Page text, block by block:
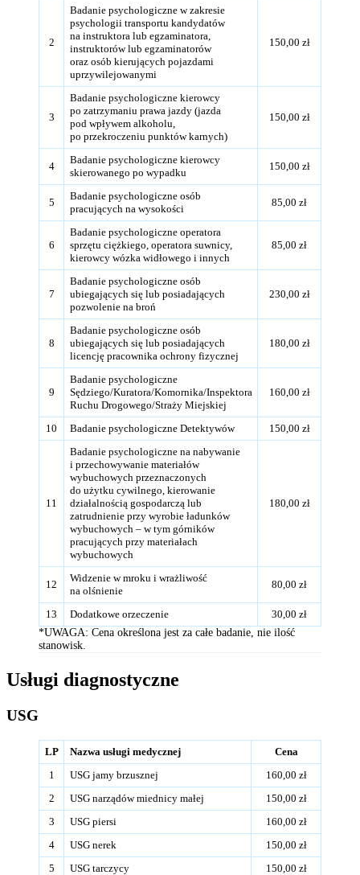
2
Badanie psychologiczne w zakresie
psychologii transportu kandydatów
na instruktora lub egzaminatora,
instruktorów lub egzaminatorów
oraz osób kierujących pojazdami
uprzywilejowanymi
150,00 zł
3
Badanie psychologiczne kierowcy
po zatrzymaniu prawa jazdy (jazda
pod wpływem alkoholu,
po przekroczeniu punktów karnych)
150,00 zł
4
Badanie psychologiczne kierowcy
skierowanego po wypadku
150,00 zł
5
Badanie psychologiczne osób
pracujących na wysokości
85,00 zł
6
Badanie psychologiczne operatora
sprzętu ciężkiego, operatora suwnicy,
kierowcy wózka widłowego i innych
85,00 zł
7
Badanie psychologiczne osób
ubiegających się lub posiadających
pozwolenie na broń
230,00 zł
8
Badanie psychologiczne osób
ubiegających się lub posiadających
licencję pracownika ochrony fizycznej
180,00 zł
9
Badanie psychologiczne
Sędziego/Kuratora/Komornika/Inspektora
Ruchu Drogowego/Straży Miejskiej
160,00 zł
10 Badanie psychologiczne Detektywów 150,00 zł
11
Badanie psychologiczne na nabywanie
i przechowywanie materiałów
wybuchowych przeznaczonych
do użytku cywilnego, kierowanie
działalnością gospodarczą lub
zatrudnienie przy wyrobie ładunków
wybuchowych – w tym górników
pracujących przy materiałach
wybuchowych
180,00 zł
12
Widzenie w mroku i wrażliwość
na olśnienie
80,00 zł
13 Dodatkowe orzeczenie
30,00 zł
*UWAGA: Cena określona jest za całe badanie, nie ilość
stanowisk.
Usługi diagnostyczne
USG
LP Nazwa usługi medycznej
Cena
1
USG jamy brzusznej
160,00 zł
2
USG narządów miednicy małej
150,00 zł
3
USG piersi
160,00 zł
4
USG nerek
150,00 zł
5
USG tarczycy
150,00 zł